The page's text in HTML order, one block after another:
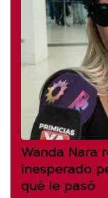
Wanda Nara
inesperado
qué le pasó